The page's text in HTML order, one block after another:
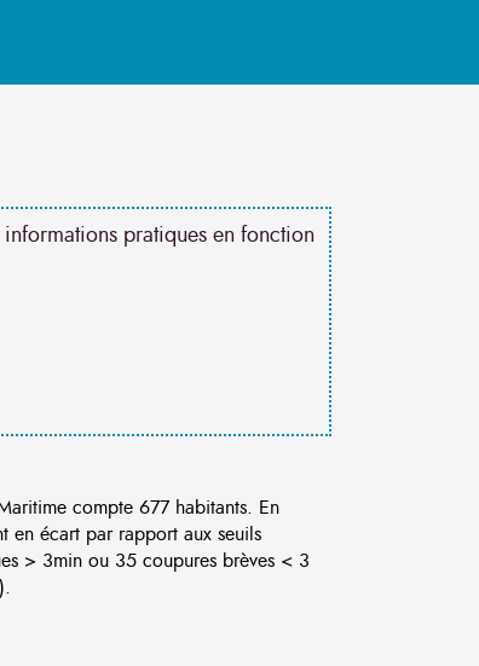
pratiques en fonction
compte 677 habitants. En
en écart par rapport aux seuils
> 3min ou 35 coupures brèves < 3